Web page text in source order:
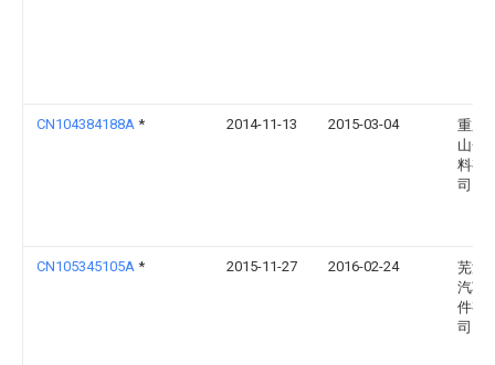
CN104384188A * 2014-11-13 2015-03-04
重庆
山金
料有
司
CN105345105A * 2015-11-27 2016-02-24
芜湖
汽车
件有
司